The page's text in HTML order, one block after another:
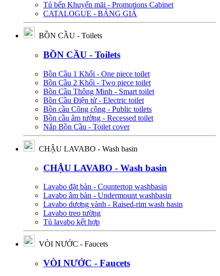
Tủ bếp Khuyến mãi - Promotions Cabinet
CATALOGUE - BẢNG GIÁ
BỒN CẦU - Toilets
BỒN CẦU - Toilets
Bồn Cầu 1 Khối - One piece toilet
Bồn Cầu 2 Khối - Two piece toilet
Bồn Cầu Thông Minh - Smart toilet
Bồn Cầu Điện tử - Electric toilet
Bồn cầu Công cộng - Public toilets
Bồn cầu âm tường - Recessed toilet
Nắp Bồn Cầu - Toilet cover
CHẬU LAVABO - Wash basin
CHẬU LAVABO - Wash basin
Lavabo đặt bàn - Countertop washbasin
Lavabo âm bàn - Undermount washbasin
Lavabo dương vành - Raised-rim wash basin
Lavabo treo tường
Tủ lavabo kết hợp
VÒI NƯỚC - Faucets
VÒI NƯỚC - Faucets